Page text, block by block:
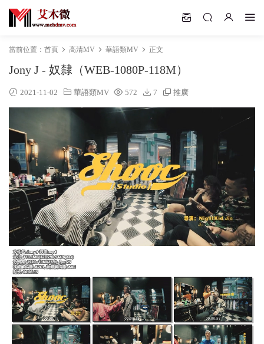
當前位置： 首頁 高清MV 華語類MV 正文
Jony J - 奴隸（WEB-1080P-118M）
2021-11-02 華語類MV 572 7 推廣